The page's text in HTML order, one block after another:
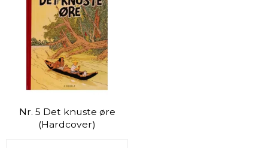
Nr. 5 Det knuste øre
(Hardcover)